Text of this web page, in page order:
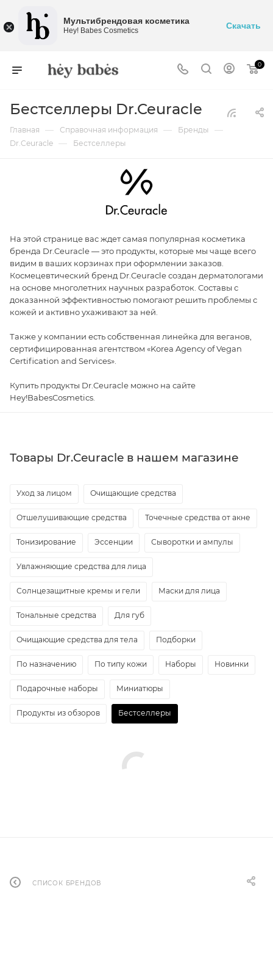
0
Бестселлеры Dr.Ceuracle
Главная — Справочная информация — Бренды —
Dr.Ceuracle — Бестселлеры
На этой странице вас ждет самая популярная косметика
бренда Dr.Ceuracle — это продукты, которые мы чаще всего
видим в ваших корзинах при оформлении заказов.
Космецевтический бренд Dr.Ceuracle создан дерматологами
на основе многолетних научных разработок. Составы с
доказанной эффективностью помогают решить проблемы с
кожей и активно ухаживают за ней.
Также у компании есть собственная линейка для веганов,
сертифицированная агентством «Korea Agency of Vegan
Certification and Services».
Купить продукты Dr.Ceuracle можно на сайте
Hey!BabesCosmetics.
Товары Dr.Ceuracle в нашем магазине
Уход за лицом Очищающие средства
Отшелушивающие средства Точечные средства от акне
Тонизирование Эссенции Сыворотки и ампулы
Увлажняющие средства для лица
Солнцезащитные кремы и гели Маски для лица
Тональные средства Для губ
Очищающие средства для тела Подборки
По назначению По типу кожи Наборы Новинки
Подарочные наборы Миниатюры
Продукты из обзоров Бестселлеры
СПИСОК БРЕНДОВ
Мультибрендовая косметика
Hey! Babes Cosmetics Скачать